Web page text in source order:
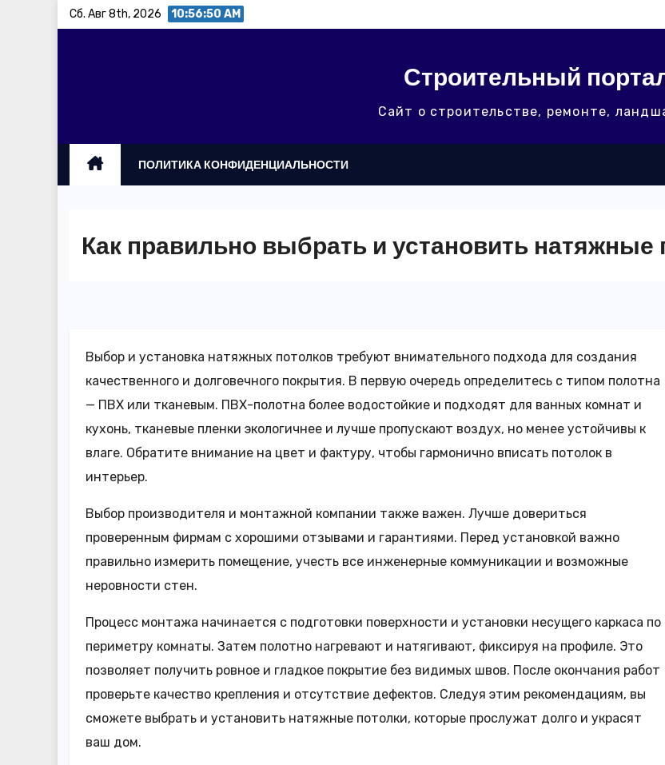
Сб. Авг 8th, 2026 10:56:50 AM
Строительный
Сайт о строительстве, ремонте,
ПОЛИТИКА КОНФИДЕНЦИАЛЬНОСТИ
Как правильно выбрать и установить натяжные
Выбор и установка натяжных потолков требуют внимательного подхода для создания
качественного и долговечного покрытия. В первую очередь определитесь с типом полотна
— ПВХ или тканевым. ПВХ-полотна более водостойкие и подходят для ванных комнат и
кухонь, тканевые пленки экологичнее и лучше пропускают воздух, но менее устойчивы к
влаге. Обратите внимание на цвет и фактуру, чтобы гармонично вписать потолок в
интерьер.
Выбор производителя и монтажной компании также важен. Лучше довериться
проверенным фирмам с хорошими отзывами и гарантиями. Перед установкой важно
правильно измерить помещение, учесть все инженерные коммуникации и возможные
неровности стен.
Процесс монтажа начинается с подготовки поверхности и установки несущего каркаса по
периметру комнаты. Затем полотно нагревают и натягивают, фиксируя на профиле. Это
позволяет получить ровное и гладкое покрытие без видимых швов. После окончания работ
проверьте качество крепления и отсутствие дефектов. Следуя этим рекомендациям, вы
сможете выбрать и установить натяжные потолки, которые прослужат долго и украсят
ваш дом.